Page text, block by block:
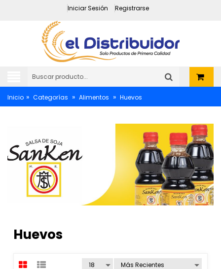
Iniciar Sesión Registrarse
Inicio » Categorías » Alimentos » Huevos
Huevos